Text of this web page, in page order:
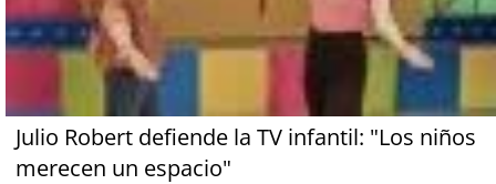
Julio Robert defiende la TV infantil: "Los niños
merecen un espacio"